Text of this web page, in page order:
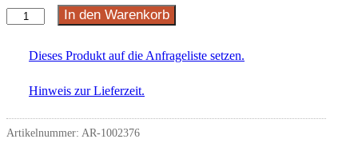
In den Warenkorb
Dieses Produkt auf die Anfrageliste setzen.
Hinweis zur Lieferzeit.
Artikelnummer: AR-1002376